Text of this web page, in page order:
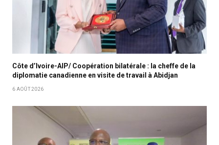
Côte d’Ivoire-AIP/ Coopération bilatérale : la cheffe de la
diplomatie canadienne en visite de travail à Abidjan
6 AOÛT 2026